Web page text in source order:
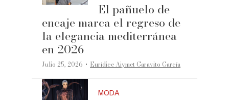
El pañuelo de
encaje marca el regreso de
la elegancia mediterránea
en 2026
Julio 25, 2026 ·Eurídice Aiymet Garavito García
MODA